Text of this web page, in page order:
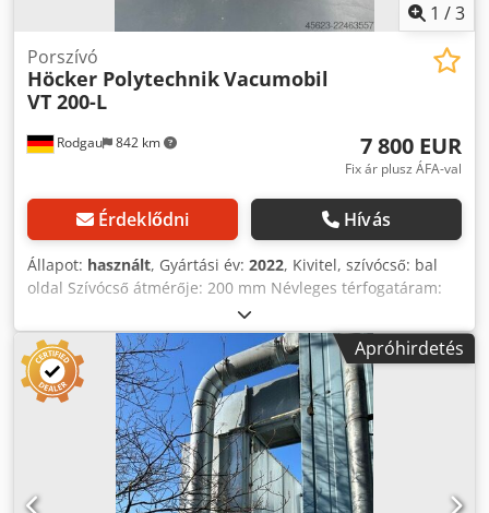
1 /3
Rodgau 842 km
Porszívó
Höcker PolytechnikVacumobil
VT 200-L
7 800 EUR
Fix ár plusz ÁFA-val
Érdeklődni Hívás
Állapot: használt, Gyártási év: 2022, Kivitel, szívócső: bal
oldal Szívócső átmérője: 200 mm Névleges térfogatáram:
2260 m³/h Maximális térfogatáram: 3400 m³/h Szűrőfelület:
12 m² Tisztítás: rezgőmotor Forgácsgyűjtés: 2 gyűjtőedény
Gyűjtőedény térfogata: 350 liter Szűrőanyag: poliészter
tűvel rögzített szövet Vákuum névleges térfogatáramnál
(Vnenn): 3500 Pa Vákuum maximális térfogatáramnál
(Vmax): 2700 Pa Elhelyezés: mozgatható Súly (kb.): 410 kg
Motorteljesítmény: 4 kW Elektromos csatlakozás (kb.): 400
volt/50 Hz Dcsdpfx Akozqvcgjlsk Tárolási hely: Rieth
Apróhirdetés